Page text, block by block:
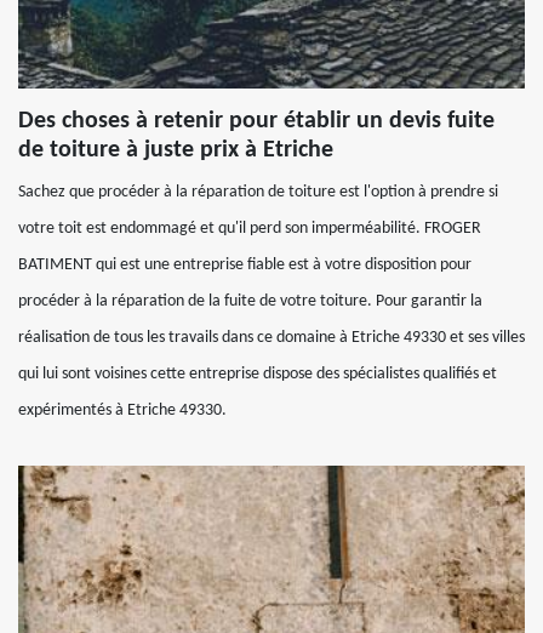
Des choses à retenir pour établir un devis fuite
de toiture à juste prix à Etriche
Sachez que procéder à la réparation de toiture est l'option à prendre si
votre toit est endommagé et qu'il perd son imperméabilité. FROGER
BATIMENT qui est une entreprise fiable est à votre disposition pour
procéder à la réparation de la fuite de votre toiture. Pour garantir la
réalisation de tous les travails dans ce domaine à Etriche 49330 et ses villes
qui lui sont voisines cette entreprise dispose des spécialistes qualifiés et
expérimentés à Etriche 49330.